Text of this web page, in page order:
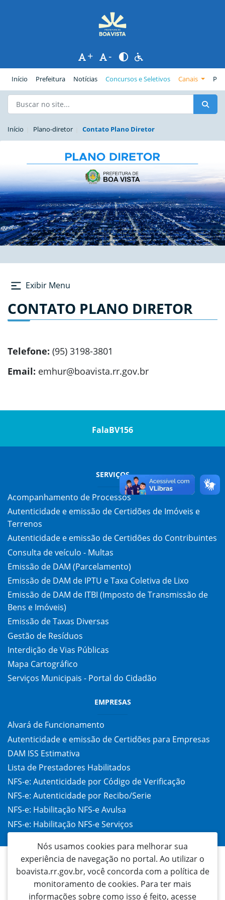
+ -
Início Prefeitura(página atual)
Notícias Concursos e Seletivos Canais
Início Plano-diretor Contato Plano Diretor
Exibir Menu
CONTATO PLANO DIRETOR
Telefone: (95) 3198-3801
Email: emhur@boavista.rr.gov.br
FalaBV156
SERVIÇOS
Acompanhamento de Processos
Autenticidade e emissão de Certidões de Imóveis e
Terrenos
Autenticidade e emissão de Certidões do Contribuintes
Consulta de veículo - Multas
Emissão de DAM (Parcelamento)
Emissão de DAM de IPTU e Taxa Coletiva de Lixo
Emissão de DAM de ITBI (Imposto de Transmissão de
Bens e Imóveis)
Emissão de Taxas Diversas
Gestão de Resíduos
Interdição de Vias Públicas
Mapa Cartográfico
Serviços Municipais - Portal do Cidadão
EMPRESAS
Alvará de Funcionamento
Autenticidade e emissão de Certidões para Empresas
DAM ISS Estimativa
Lista de Prestadores Habilitados
NFS-e: Autenticidade por Código de Verificação
NFS-e: Autenticidade por Recibo/Serie
NFS-e: Habilitação NFS-e Avulsa
NFS-e: Habilitação NFS-e Serviços
Nós usamos cookies para melhorar sua
experiência de navegação no portal. Ao utilizar o
boavista.rr.gov.br, você concorda com a política de
monitoramento de cookies. Para ter mais
informações sobre como isso é feito, acesse